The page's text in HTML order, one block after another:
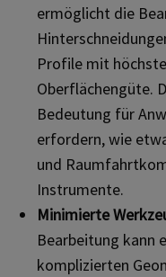
ermöglicht die
Profile mit
Oberflächengüte.
Bedeutung für
erfordern, wie
und
Instrumente.
Minimierte
Bearbeitung kann
komplizierten